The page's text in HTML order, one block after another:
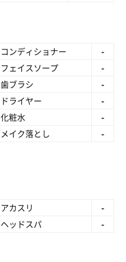
コンディショナー
-
フェイスソープ
-
歯ブラシ
-
ドライヤー
-
化粧水
-
メイク落とし
-
アカスリ
-
ヘッドスパ -